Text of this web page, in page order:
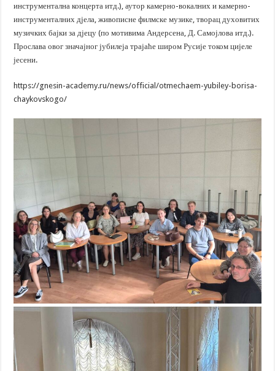
инструментална концерта итд.), аутор камерно-вокалних и камерно-
инструменталних дјела, живописне филмске музике, творац духовитих
музичких бајки за дјецу (по мотивима Андерсена, Д. Самојлова итд.).
Прослава овог значајног јубилеја трајаће широм Русије током цијеле
јесени.
https://gnesin-academy.ru/news/official/otmechaem-yubiley-borisa-
chaykovskogo/